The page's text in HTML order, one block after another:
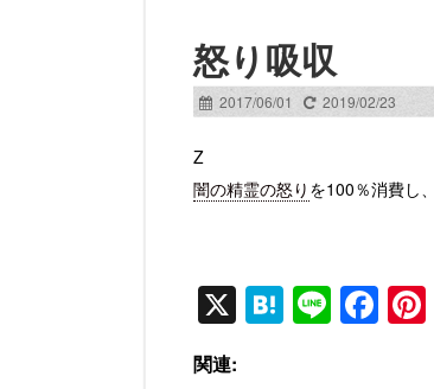
怒り吸収
2017/06/01 2019/02/23
Z
闇の精霊の怒り を100％消費し
X H
at
Li
n
F
a
関連: